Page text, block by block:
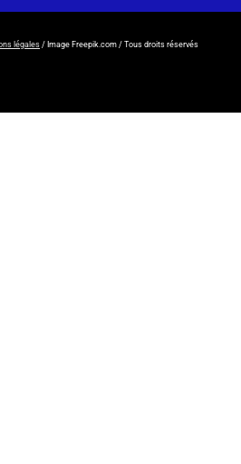
légales/ Image Freepik.com / Tous droits réservés